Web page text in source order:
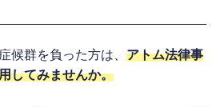
候群を負った方は、アトム法律事
してみませんか。